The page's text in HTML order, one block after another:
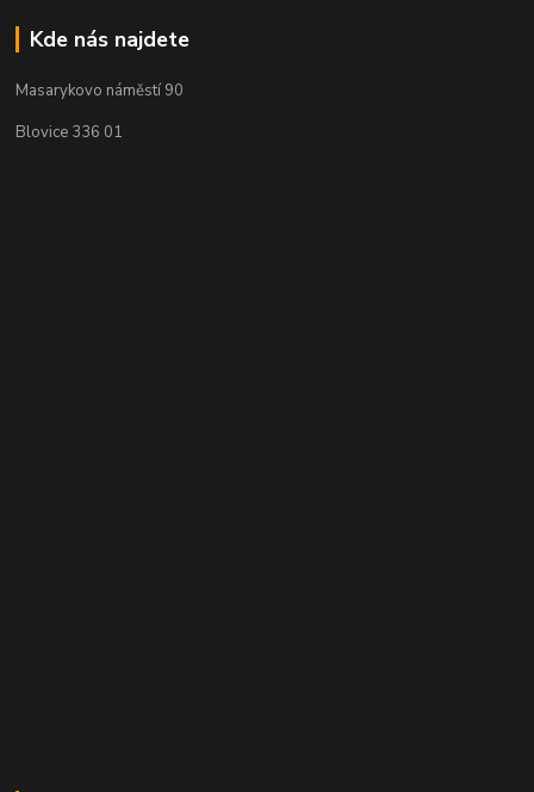
Kde nás najdete
Masarykovo náměstí 90
Blovice 336 01